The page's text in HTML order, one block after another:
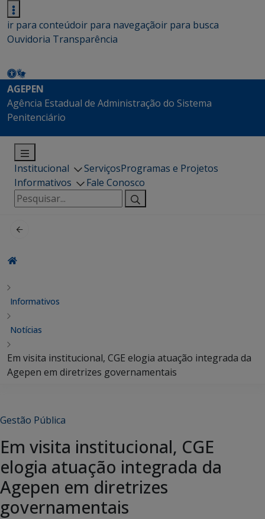
ir para conteúdoir para navegaçãoir para busca
Ouvidoria Transparência
AGEPEN
Agência Estadual de Administração do Sistema
Penitenciário
Institucional ServiçosProgramas e Projetos
Informativos
Fale Conosco
Pesquisar
por:
Informativos
Notícias
Em visita institucional, CGE elogia atuação integrada da
Agepen em diretrizes governamentais
Gestão Pública
Em visita institucional, CGE
elogia atuação integrada da
Agepen em diretrizes
governamentais